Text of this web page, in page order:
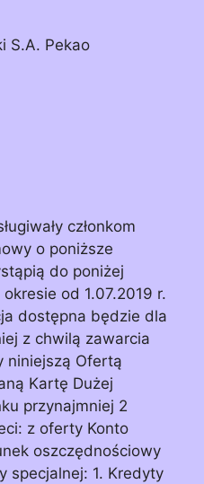
S.A. Pekao
członkom
o poniższe
do poniżej
od 1.07.2019 r.
dostępna będzie dla
z chwilą zawarcia
niniejszą Ofertą
Kartę Dużej
przynajmniej 2
z oferty Konto
oszczędnościowy
specjalnej: 1. Kredyty